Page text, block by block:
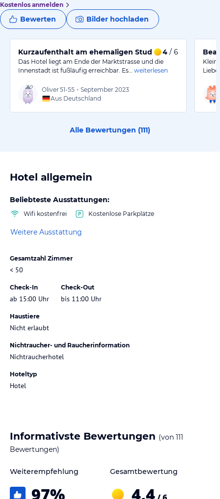
Kostenlos anmelden
Bewerten Bilder hochladen
Kurzaufenthalt am ehemaligen Studienort
4 / 6
Das Hotel liegt am Ende der Marktstrasse und die
Innenstadt ist fußläufig erreichbar. Es…
weiterlesen
Oliver51-55 • September 2023
Aus Deutschland
Alle Bewertungen (111)
Hotel allgemein
Beliebteste Ausstattungen:
Wifi kostenfrei Kostenlose Parkplätze
Weitere Ausstattung
Gesamtzahl Zimmer
< 50
Check-In
ab 15:00 Uhr
Check-Out
bis 11:00 Uhr
Haustiere
Nicht erlaubt
Nichtraucher- und Raucherinformation
Nichtraucherhotel
Hoteltyp
Hotel
Informativste Bewertungen (von 111
Bewertungen)
Weiterempfehlung
97%
Gesamtbewertung
4,4